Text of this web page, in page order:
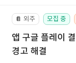
📔 외주 모집 중
앱 구글 플레이
경고 해결